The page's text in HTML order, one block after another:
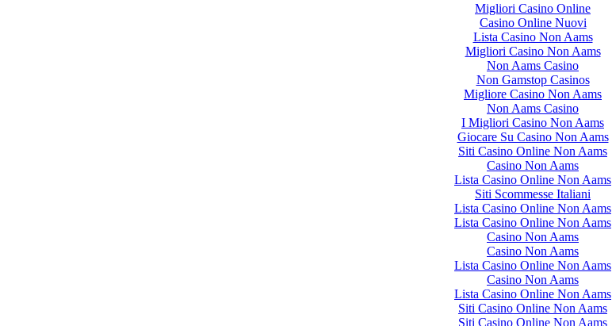
Migliori Casino Online
Casino Online Nuovi
Lista Casino Non Aams
Migliori Casino Non Aams
Non Aams Casino
Non Gamstop Casinos
Migliore Casino Non Aams
Non Aams Casino
I Migliori Casino Non Aams
Giocare Su Casino Non Aams
Siti Casino Online Non Aams
Casino Non Aams
Lista Casino Online Non Aams
Siti Scommesse Italiani
Lista Casino Online Non Aams
Lista Casino Online Non Aams
Casino Non Aams
Casino Non Aams
Lista Casino Online Non Aams
Casino Non Aams
Lista Casino Online Non Aams
Siti Casino Online Non Aams
Siti Casino Online Non Aams